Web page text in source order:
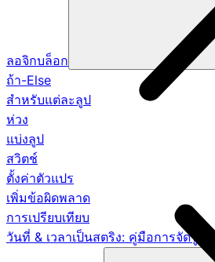
ลอจิกบล็อก
ถ้า-Else
สำหรับแต่ละลูป
ห่วง
แบ่งลูป
สวิตช์
ตั้งค่าตัวแปร
เพิ่มข้อผิดพลาด
การเปรียบเทียบ
วันที่ & เวลาเป็นสตริง: คู่มือการจัดรูป